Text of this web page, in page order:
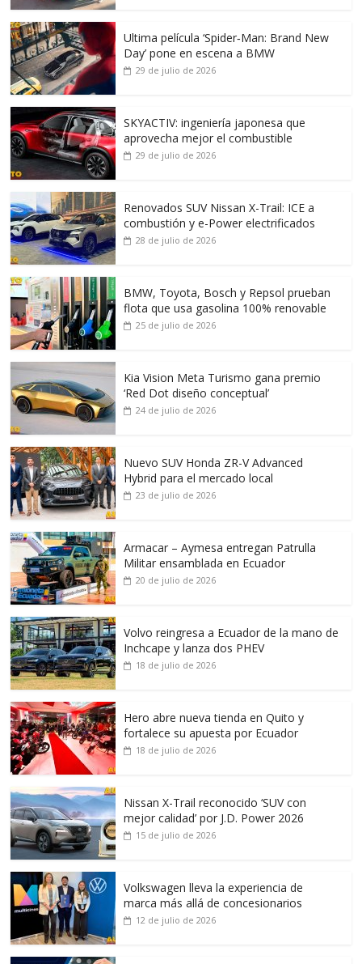
Ultima película ‘Spider‑Man: Brand New
Day’ pone en escena a BMW
29 de julio de 2026
SKYACTIV: ingeniería japonesa que
aprovecha mejor el combustible
29 de julio de 2026
Renovados SUV Nissan X-Trail: ICE a
combustión y e-Power electrificados
28 de julio de 2026
BMW, Toyota, Bosch y Repsol prueban
flota que usa gasolina 100% renovable
25 de julio de 2026
Kia Vision Meta Turismo gana premio
‘Red Dot diseño conceptual’
24 de julio de 2026
Nuevo SUV Honda ZR-V Advanced
Hybrid para el mercado local
23 de julio de 2026
Armacar – Aymesa entregan Patrulla
Militar ensamblada en Ecuador
20 de julio de 2026
Volvo reingresa a Ecuador de la mano de
Inchcape y lanza dos PHEV
18 de julio de 2026
Hero abre nueva tienda en Quito y
fortalece su apuesta por Ecuador
18 de julio de 2026
Nissan X-Trail reconocido ‘SUV con
mejor calidad’ por J.D. Power 2026
15 de julio de 2026
Volkswagen lleva la experiencia de
marca más allá de concesionarios
12 de julio de 2026